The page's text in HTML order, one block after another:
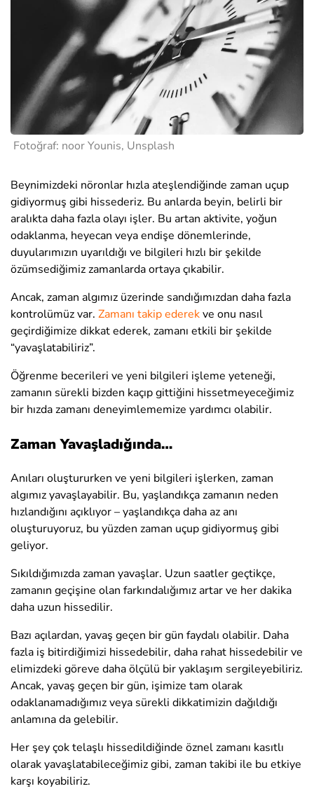
Fotoğraf: noor Younis, Unsplash
Beynimizdeki nöronlar hızla ateşlendiğinde zaman uçup
gidiyormuş gibi hissederiz. Bu anlarda beyin, belirli bir
aralıkta daha fazla olayı işler. Bu artan aktivite, yoğun
odaklanma, heyecan veya endişe dönemlerinde,
duyularımızın uyarıldığı ve bilgileri hızlı bir şekilde
özümsediğimiz zamanlarda ortaya çıkabilir.
Ancak, zaman algımız üzerinde sandığımızdan daha fazla
kontrolümüz var. Zamanı takip ederekve onu nasıl
geçirdiğimize dikkat ederek, zamanı etkili bir şekilde
“yavaşlatabiliriz”.
Öğrenme becerileri ve yeni bilgileri işleme yeteneği,
zamanın sürekli bizden kaçıp gittiğini hissetmeyeceğimiz
bir hızda zamanı deneyimlememize yardımcı olabilir.
Zaman Yavaşladığında…
Anıları oluştururken ve yeni bilgileri işlerken, zaman
algımız yavaşlayabilir. Bu, yaşlandıkça zamanın neden
hızlandığını açıklıyor – yaşlandıkça daha az anı
oluşturuyoruz, bu yüzden zaman uçup gidiyormuş gibi
geliyor.
Sıkıldığımızda zaman yavaşlar. Uzun saatler geçtikçe,
zamanın geçişine olan farkındalığımız artar ve her dakika
daha uzun hissedilir.
Bazı açılardan, yavaş geçen bir gün faydalı olabilir. Daha
fazla iş bitirdiğimizi hissedebilir, daha rahat hissedebilir ve
elimizdeki göreve daha ölçülü bir yaklaşım sergileyebiliriz.
Ancak, yavaş geçen bir gün, işimize tam olarak
odaklanamadığımız veya sürekli dikkatimizin dağıldığı
anlamına da gelebilir.
Her şey çok telaşlı hissedildiğinde öznel zamanı kasıtlı
olarak yavaşlatabileceğimiz gibi, zaman takibi ile bu etkiye
karşı koyabiliriz.